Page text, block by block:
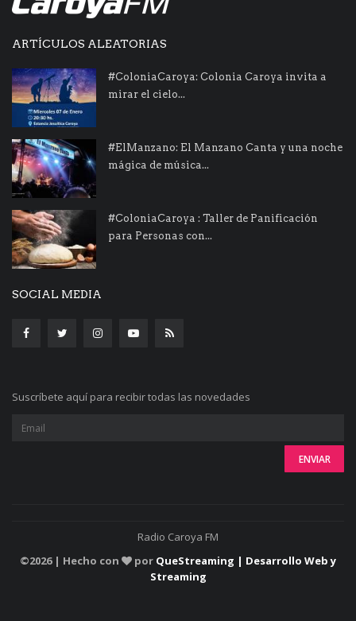
ARTÍCULOS ALEATORIAS
#ColoniaCaroya: Colonia Caroya invita a
mirar el cielo...
#ElManzano: El Manzano Canta y una noche
mágica de música...
#ColoniaCaroya : Taller de Panificación
para Personas con...
SOCIAL MEDIA
Suscríbete aquí para recibir todas las novedades
Radio Caroya FM
©2026 | Hecho con por QueStreaming | Desarrollo Web y
Streaming